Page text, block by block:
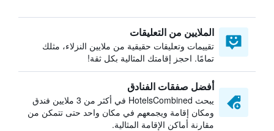
الملايين من التعليقات
تقييمات وتعليقات حقيقية من ملايين النزلاء، مثلك
تمامًا. احجز إقامتك المثالية بكل ثقة!
أفضل صفقات الفنادق
يبحث HotelsCombined في أكثر من 3 ملايين فندق
ومكان إقامة ويجمعهم في مكان واحد حتى تتمكن من
مقارنة أماكن الإقامة المثالية.